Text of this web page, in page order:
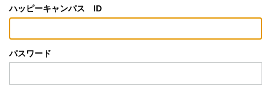
ハッピーキャンパス ID
パスワード